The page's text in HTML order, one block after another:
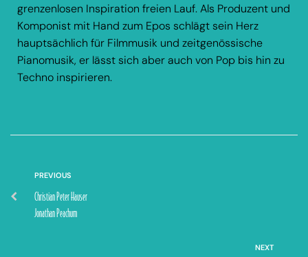
grenzenlosen Inspiration freien Lauf. Als Produzent und
Komponist mit Hand zum Epos schlägt sein Herz
hauptsächlich für Filmmusik und zeitgenössische
Pianomusik, er lässt sich aber auch von Pop bis hin zu
Techno inspirieren.
PREVIOUS
Christian Peter Hauser
Jonathan Peachum
NEXT